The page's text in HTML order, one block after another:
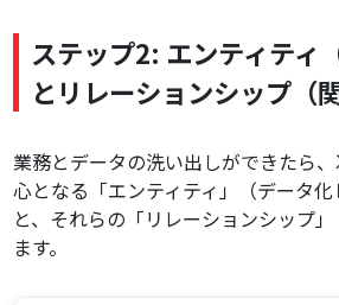
ステップ2: エンティティ
とリレーションシップ（
業務とデータの洗い出しができたら
心となる「エンティティ」（データ化
と、それらの「リレーションシップ
ます。